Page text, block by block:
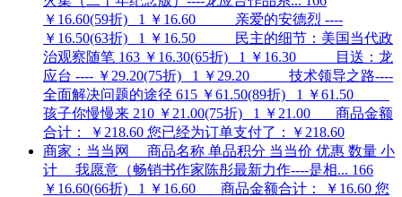
￥16.60(59折) 1 ￥16.60 亲爱的安德烈 ----
￥16.50(63折) 1 ￥16.50 民主的细节：美国当代政
治观察随笔 163 ￥16.30(65折) 1 ￥16.30 目送：龙
应台 ---- ￥29.20(75折) 1 ￥29.20 技术领导之路----
全面解决问题的途径 615 ￥61.50(89折) 1 ￥61.50
孩子你慢慢来 210 ￥21.00(75折) 1 ￥21.00 商品金额
合计： ￥218.60 您已经为订单支付了：￥218.60
商家：当当网 商品名称 单品积分 当当价 优惠 数量 小
计 我愿意（畅销书作家陈彤最新力作----是相... 166
￥16.60(66折) 1 ￥16.60 商品金额合计： ￥16.60 您